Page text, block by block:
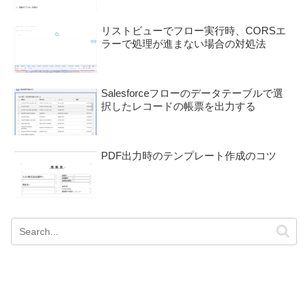
リストビューでフロー実行時、CORSエ
ラーで処理が進まない場合の対処法
Salesforceフローのデータテーブルで選
択したレコードの帳票を出力する
PDF出力時のテンプレート作成のコツ